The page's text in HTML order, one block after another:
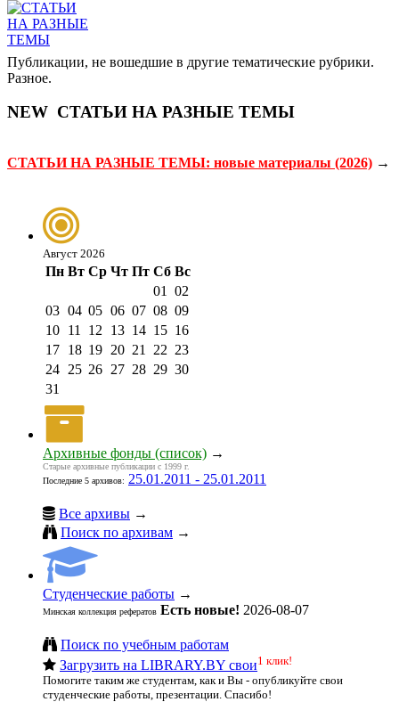
Публикации, не вошедшие в другие тематические рубрики.
Разное.
NEW СТАТЬИ НА РАЗНЫЕ ТЕМЫ
СТАТЬИ НА РАЗНЫЕ ТЕМЫ: новые материалы (2026) →
Август 2026
Пн Вт Ср Чт Пт Сб Вс
01
02
03 04 05 06 07 08 09
10 11 12 13 14 15 16
17 18 19 20 21 22 23
24 25 26 27 28 29 30
31
Архивные фонды (список) →
Старые архивные публикации с 1999 г.
Последние 5 архивов: 25.01.2011 - 25.01.2011
Все архивы →
Поиск по архивам →
Студенческие работы →
Минская коллекция рефератов Есть новые! 2026-08-07
Поиск по учебным работам
Загрузить на LIBRARY.BY свои1 клик!
Помогите таким же студентам, как и Вы - опубликуйте свои
студенческие работы, презентации. Спасибо!